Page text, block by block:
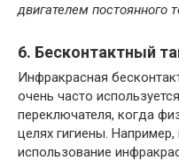
двигателем постоянного
6. Бесконтактный
Инфракрасная
очень часто
переключателя, когда
целях гигиены.
использование